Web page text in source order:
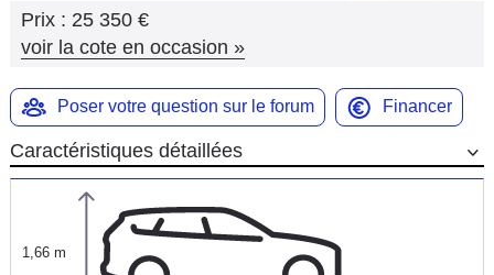
Moto
Marques
Prix : 25 350 €
voir la cote en occasion »
Poser votre question sur le forum Financer
Caractéristiques détaillées
1,66 m